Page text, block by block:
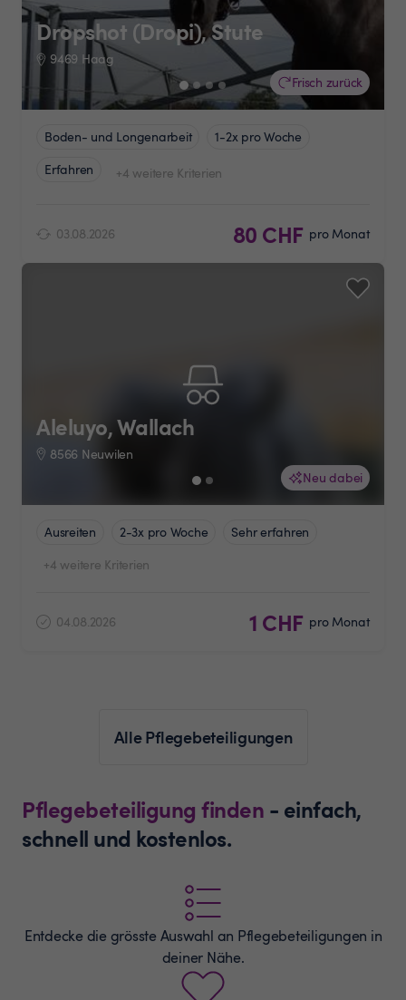
Frisch zurück
Dropshot (Dropi), Stute
9469 Haag
Boden- und Longenarbeit
1-2x pro Woche
Erfahren
+4 weitere Kriterien
03.08.2026 80 CHF pro Monat
Neu dabei
Aleluyo, Wallach
8566 Neuwilen
Ausreiten 2-3x pro Woche
Sehr erfahren
+4 weitere Kriterien
04.08.2026 1 CHF pro Monat
Alle Pflegebeteiligungen
Pflegebeteiligung finden - einfach,
schnell und kostenlos.
Entdecke die grösste Auswahl an Pflegebeteiligungen in
deiner Nähe.